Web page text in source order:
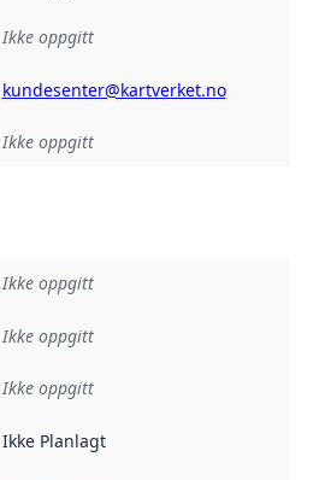
Ikke oppgitt
kundesenter@kartverket.no
Ikke oppgitt
Ikke oppgitt
:
Ikke oppgitt
Ikke oppgitt
:
Ikke Planlagt